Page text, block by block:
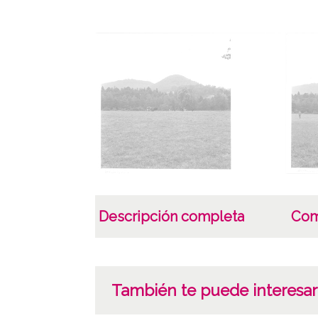
Descripción completa
También te puede interesar